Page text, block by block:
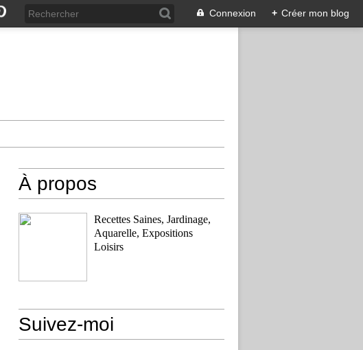
Connexion + Créer mon blog
À propos
Recettes Saines, Jardinage,
Aquarelle, Expositions
Loisirs
Suivez-moi